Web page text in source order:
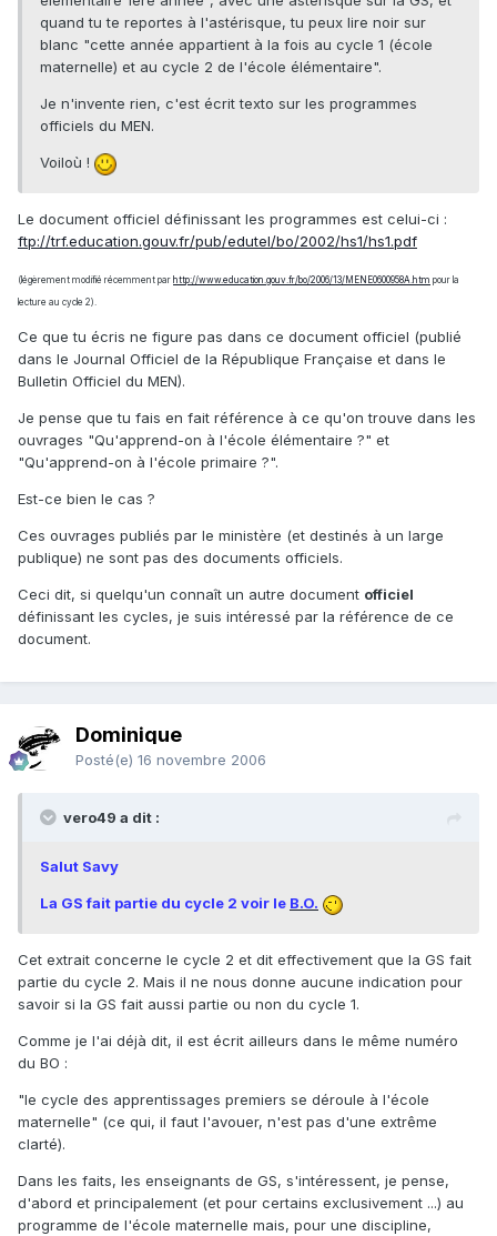
quand tu te reportes à l'astérisque, tu peux lire noir sur
blanc "cette année appartient à la fois au cycle 1 (école
maternelle) et au cycle 2 de l'école élémentaire".
Je n'invente rien, c'est écrit texto sur les programmes
officiels du MEN.
Voiloù !
Le document officiel définissant les programmes est celui-ci :
ftp://trf.education.gouv.fr/pub/edutel/bo/2002/hs1/hs1.pdf
(légèrement modifié récemment par http://www.education.gouv.fr/bo/2006/13/MENE0600958A.htm pour la
lecture au cycle 2).
Ce que tu écris ne figure pas dans ce document officiel (publié
dans le Journal Officiel de la République Française et dans le
Bulletin Officiel du MEN).
Je pense que tu fais en fait référence à ce qu'on trouve dans les
ouvrages "Qu'apprend-on à l'école élémentaire ?" et
"Qu'apprend-on à l'école primaire ?".
Est-ce bien le cas ?
Ces ouvrages publiés par le ministère (et destinés à un large
publique) ne sont pas des documents officiels.
Ceci dit, si quelqu'un connaît un autre document officiel
définissant les cycles, je suis intéressé par la référence de ce
document.
Dominique
Posté(e) 16 novembre 2006
vero49 a dit :
Salut Savy
La GS fait partie du cycle 2 voir le B.O.
Cet extrait concerne le cycle 2 et dit effectivement que la GS fait
partie du cycle 2. Mais il ne nous donne aucune indication pour
savoir si la GS fait aussi partie ou non du cycle 1.
Comme je l'ai déjà dit, il est écrit ailleurs dans le même numéro
du BO :
"le cycle des apprentissages premiers se déroule à l'école
maternelle" (ce qui, il faut l'avouer, n'est pas d'une extrême
clarté).
Dans les faits, les enseignants de GS, s'intéressent, je pense,
d'abord et principalement (et pour certains exclusivement ...) au
programme de l'école maternelle mais, pour une discipline,